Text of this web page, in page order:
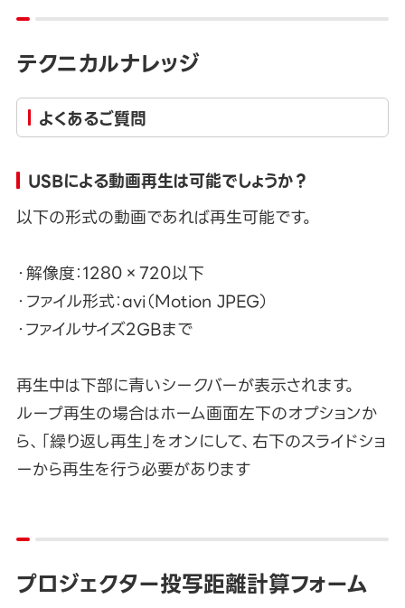
テクニカルナレッジ
よくあるご質問
USBによる動画再生は可能でしょうか？
以下の形式の動画であれば再生可能です。
・解像度：1280×720以下
・ファイル形式：avi（Motion JPEG）
・ファイルサイズ2GBまで
再生中は下部に青いシークバーが表示されます。
ループ再生の場合はホーム画面左下のオプションか
ら、「繰り返し再生」をオンにして、右下のスライドショ
ーから再生を行う必要があります
プロジェクター投写距離計算フォーム